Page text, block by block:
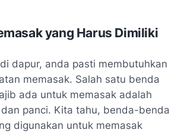
yang Harus Dimiliki
dapur, anda pasti membutuhkan
memasak. Salah satu benda
ada untuk memasak adalah
panci. Kita tahu, benda-benda
digunakan untuk memasak